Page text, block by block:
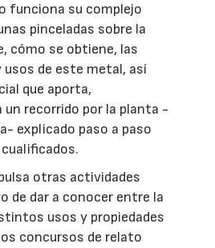
funciona su complejo
pinceladas sobre la
cómo se obtiene, las
de este metal, así
que aporta,
un recorrido por la planta -
explicado paso a paso
otras actividades
de dar a conocer entre la
usos y propiedades
concursos de relato